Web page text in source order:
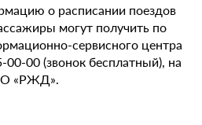
о расписании поездов
могут получить по
сервисного центра
00 (звонок бесплатный), на
«РЖД».